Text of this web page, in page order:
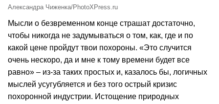
Александра Чиженка/PhotoXPress.ru
Мысли о безвременном конце страшат достаточно,
чтобы никогда не задумываться о том, как, где и по
какой цене пройдут твои похороны. «Это случится
очень нескоро, да и мне к тому времени будет все
равно» – из-за таких простых и, казалось бы, логичных
мыслей усугубляется и без того острый кризис
похоронной индустрии. Истощение природных